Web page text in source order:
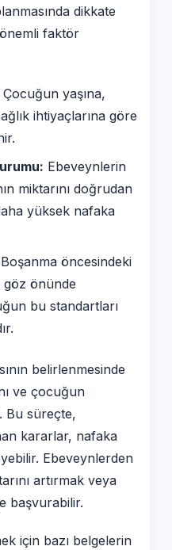
dikkate
faktör
Çocuğun yaşına,
ihtiyaçlarına göre
Ebeveynlerin
miktarını doğrudan
yüksek nafaka
Boşanma öncesindeki
göz önünde
bu standartları
belirlenmesinde
ve çocuğun
Bu süreçte,
kararlar, nafaka
Ebeveynlerden
artırmak veya
başvurabilir.
için bazı belgelerin